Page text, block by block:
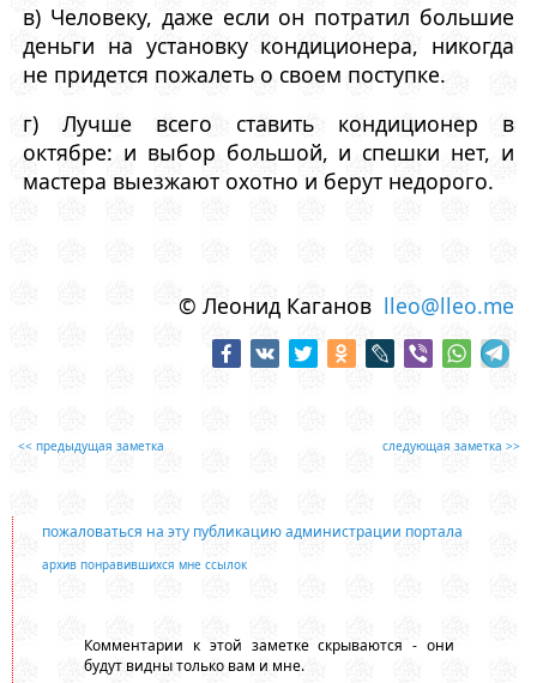
в) Человеку, даже если он потратил большие
деньги на установку кондиционера, никогда
не придется пожалеть о своем поступке.
г) Лучше всего ставить кондиционер в
октябре: и выбор большой, и спешки нет, и
мастера выезжают охотно и берут недорого.
© Леонид Каганов lleo@lleo.me
<< предыдущая заметка следующая заметка >>
пожаловаться на эту публикацию администрации портала
архив понравившихся мне ссылок
Комментарии к этой заметке скрываются - они
будут видны только вам и мне.